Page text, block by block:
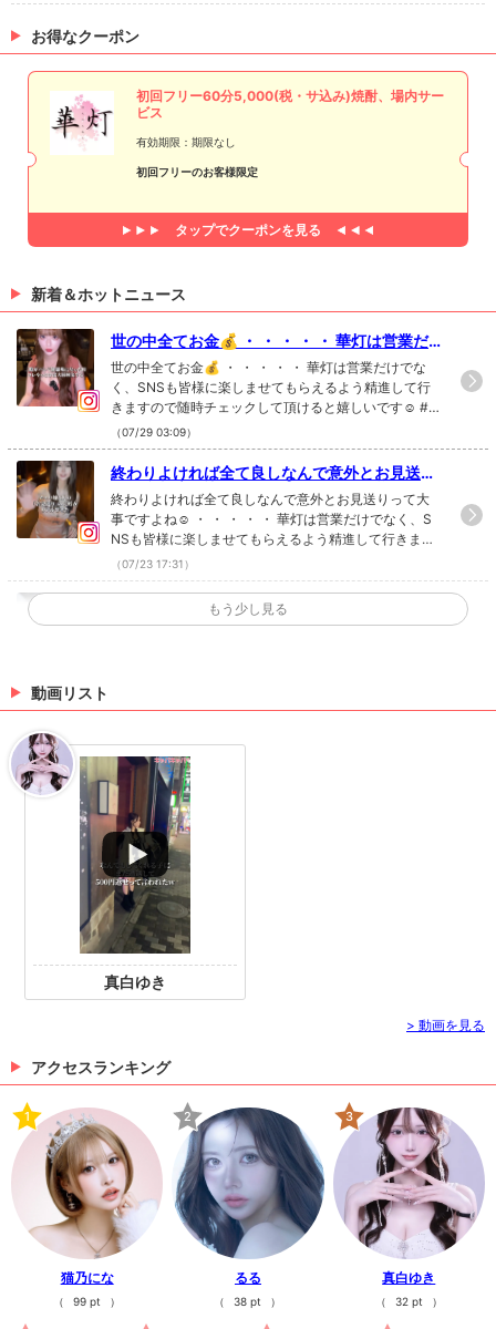
お得なクーポン
初回フリー60分5,000(税・サ込み)焼酎、場内サー
ビス
有効期限：期限なし
初回フリーのお客様限定
タップでクーポンを見る
新着＆ホットニュース
世の中全てお金💰 ・ ・ ・ ・ ・ 華灯は営業だ
けでなく、SNSも皆様に楽しませてもらえるよ
う精進して行きますので随時チェックして頂け
ると嬉しいです☺️#新宿 #キャバクラ #華灯 #ti
ktok
世の中全てお金💰 ・ ・ ・ ・ ・ 華灯は営業だけでな
く、SNSも皆様に楽しませてもらえるよう精進して行
きますので随時チェックして頂けると嬉しいです☺️ #
新宿 #キャバクラ #華灯 #tiktok Instagramで記事を開
く華灯さんのインスタのフォローといいね！もお願い
します❤︎
（07/29 03:09）
終わりよければ全て良しなんで意外とお見送り
って大事ですよね☺️ ・ ・ ・ ・ ・ 華灯は営業だ
けでなく、SNSも皆様に楽しませてもらえるよ
う精進して行きますので随時チェックして頂け
ると嬉しいです☺️#新宿 #キャバクラ #tiktok #
華灯
終わりよければ全て良しなんで意外とお見送りって大
事ですよね☺️ ・ ・ ・ ・ ・ 華灯は営業だけでなく、S
NSも皆様に楽しませてもらえるよう精進して行きます
ので随時チェックして頂けると嬉しいです☺️ #新宿 #キ
ャバクラ #tiktok #華灯 Instagramで記事を開く華灯さ
んのインスタのフォローといいね！もお願いします❤︎
（07/23 17:31）
りこさん参戦！ ・ ・ ・ ・ ・ 華灯は営業だけで
なく、SNSも皆様に楽しませてもらえるよう精
りこさん参戦！ ・ ・ ・ ・ ・ 華灯は営業だけでなく、
さんのインスタのフォローといいね！もお願いします
けでなく、SNSも皆様に楽しませてもらえるよ
う精進して行きますので随時チェックして頂け
ると嬉しいです☺️#新宿 #キャバクラ #華灯 #ti
ktok
ばり気まずい〜⤴︎ ・ ・ ・ ・ ・ 華灯は営業だけでな
く、SNSも皆様に楽しませてもらえるよう精進して行
きますので随時チェックして頂けると嬉しいです☺️ #
新宿 #キャバクラ #華灯 #tiktok Instagramで記事を開
く華灯さんのインスタのフォローといいね！もお願い
します❤︎
（07/23 17:31）
もう少し見る
動画リスト
真白ゆき
> 動画を見る
アクセスランキング
1
猫乃にな
（ 99 pt ）
2
るる
（ 38 pt ）
3
真白ゆき
（ 32 pt ）